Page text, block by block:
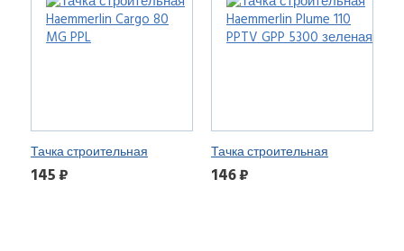
Тачка строительная
Haemmerlin Cargo 80 MG PPL
145 ₽
Тачка строительная
Haemmerlin Plume 110 PPTV
146 ₽